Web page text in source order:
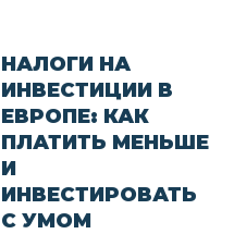
НАЛОГИ НА
ИНВЕСТИЦИИ В
ЕВРОПЕ: КАК
ПЛАТИТЬ МЕНЬШЕ
И
ИНВЕСТИРОВАТЬ
С УМОМ